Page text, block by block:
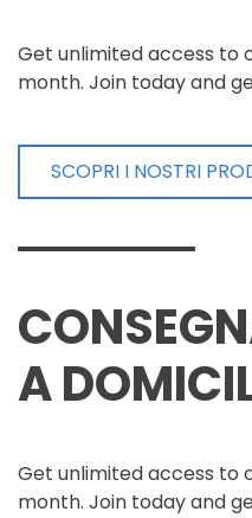
Get unlimited access to
month. Join today and
SCOPRI I NOSTRI
A
Get unlimited access to
month. Join today and